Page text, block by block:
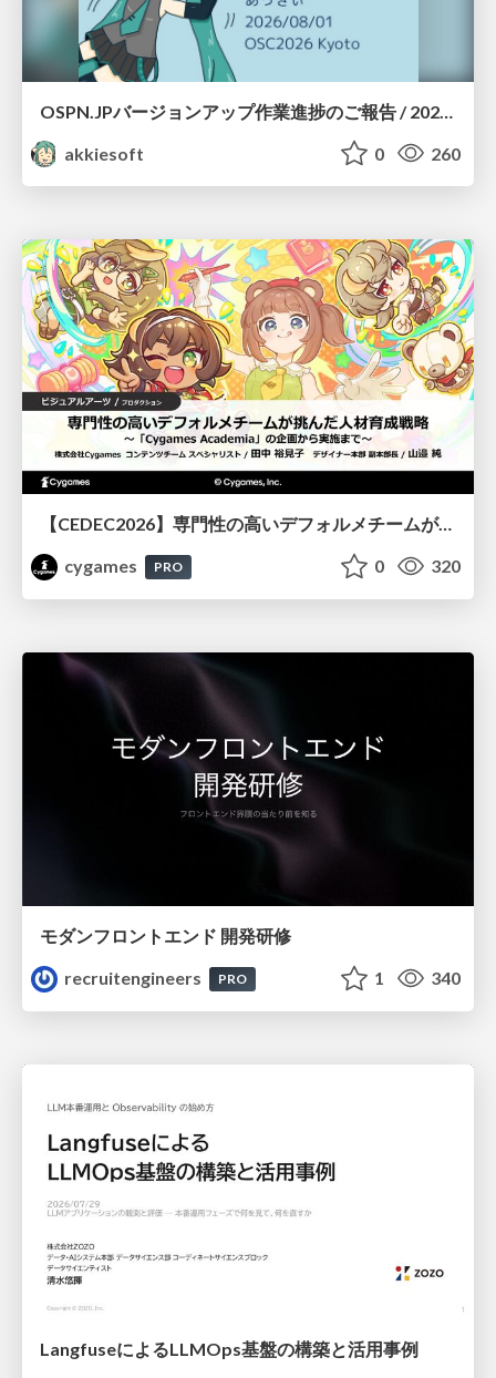
akkiesoft
0 260
【CEDEC2026】専門性の高いデフォルメチームが挑んだ人材育成戦略 〜Cygames Academiaの企画から実施まで〜
cygames
PRO 0 320
モダンフロントエンド 開発研修
recruitengineers
PRO 1 340
LangfuseによるLLMOps基盤の構築と活用事例